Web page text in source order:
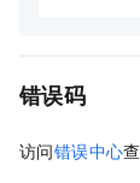
错误码
访问错误中心